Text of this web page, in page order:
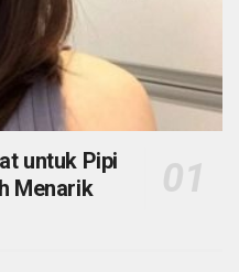
untuk Pipi
Menarik